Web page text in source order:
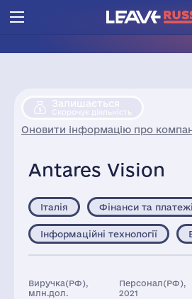
Залишається
Скорочує діяльність
Оновити інформацію про
Antares Vision
Італія Фінанси та платежі
Інформаційні технології
Виручка(РФ),
млн.дол.
Персонал(РФ),
2021